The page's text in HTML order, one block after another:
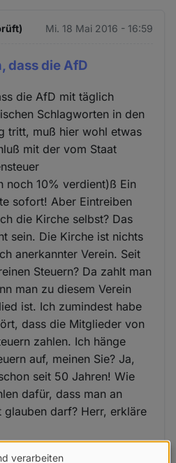
Mi. 18 Mai 2016 - 16:59
dass die AfD
die AfD mit täglich
Schlagworten in den
tritt, muß hier wohl etwas
mit der vom Staat
noch 10% verdient)ß Ein
sofort! Aber Eintreiben
die Kirche selbst? Das
sein. Die Kirche ist nichts
anerkannter Verein. Seit
Steuern? Da zahlt man
man zu diesem Verein
ist. Ich zumindest habe
dass die Mitglieder von
zahlen. Ich hänge
auf, meinen Sie? Ja,
seit 50 Jahren! Wie
dafür, dass man an
glauben darf? Herr, erkläre
verarbeiten